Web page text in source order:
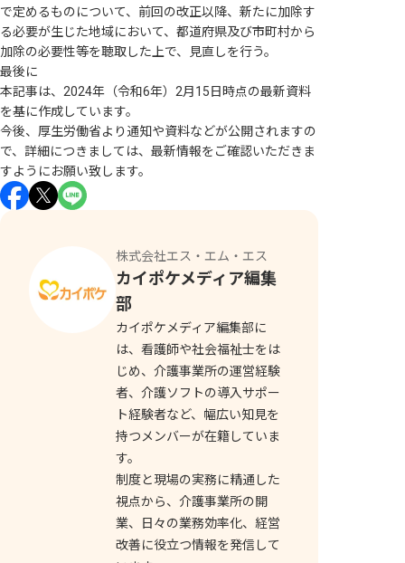
で定めるものについて、前回の改正以降、新たに加除す
る必要が生じた地域において、都道府県及び市町村から
加除の必要性等を聴取した上で、見直しを行う。
最後に
本記事は、2024年（令和6年）2月15日時点の最新資料
を基に作成しています。
今後、厚生労働省より通知や資料などが公開されますの
で、詳細につきましては、最新情報をご確認いただきま
すようにお願い致します。
株式会社エス・エム・エス
カイポケメディア編集
部
カイポケメディア編集部に
は、看護師や社会福祉士をは
じめ、介護事業所の運営経験
者、介護ソフトの導入サポー
ト経験者など、幅広い知見を
持つメンバーが在籍していま
す。
制度と現場の実務に精通した
視点から、介護事業所の開
業、日々の業務効率化、経営
改善に役立つ情報を発信して